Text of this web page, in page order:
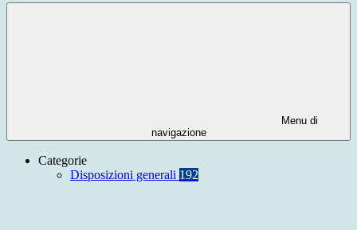
Menu di
navigazione
Categorie
Disposizioni generali 192